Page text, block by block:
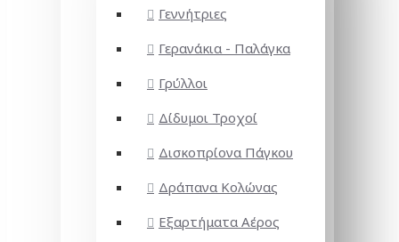
Γεννήτριες
Γερανάκια - Παλάγκα
Γρύλλοι
Δίδυμοι Τροχοί
Δισκοπρίονα Πάγκου
Δράπανα Κολώνας
Εξαρτήματα Αέρος